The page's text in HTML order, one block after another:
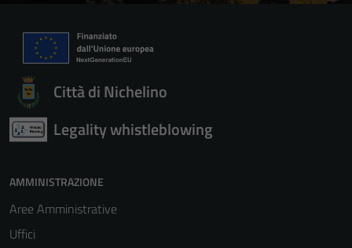
Città di Nichelino
Legality whistleblowing
AMMINISTRAZIONE
Aree Amministrative
Uffici